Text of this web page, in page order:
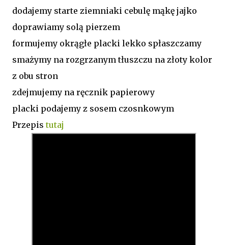
dodajemy starte ziemniaki cebulę mąkę jajko
doprawiamy solą pierzem
formujemy okrągłe placki lekko spłaszczamy
smażymy na rozgrzanym tłuszczu na złoty kolor
z obu stron
zdejmujemy na ręcznik papierowy
placki podajemy z sosem czosnkowym
Przepistutaj